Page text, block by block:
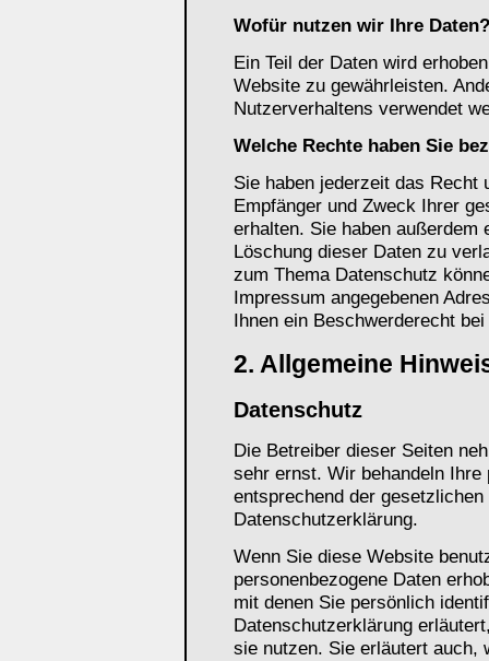
Wofür nutzen wir Ihre Daten?
Ein Teil der Daten wird
Website zu gewährleisten.
Nutzerverhaltens verwendet
Welche Rechte haben Sie
Sie haben jederzeit das Recht
Empfänger und Zweck Ihrer
erhalten. Sie haben außerdem
Löschung dieser Daten zu
zum Thema Datenschutz
Impressum angegebenen
Ihnen ein Beschwerderecht
2. Allgemeine
Datenschutz
Die Betreiber dieser Seiten
sehr ernst. Wir behandeln Ihre
entsprechend der
Datenschutzerklärung.
Wenn Sie diese Website
personenbezogene Daten
mit denen Sie persönlich
Datenschutzerklärung
sie nutzen. Sie erläutert auch,